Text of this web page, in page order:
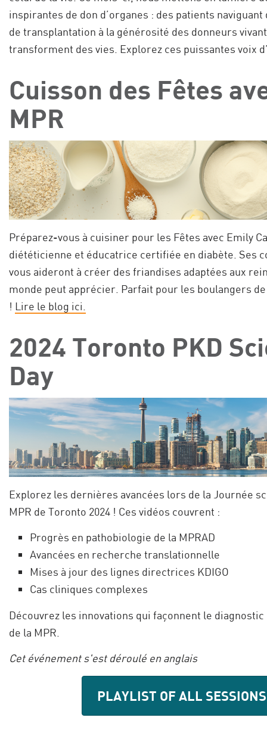
inspirantes de don d’organes : des patients
de transplantation à la générosité des donneurs
transforment des vies. Explorez ces puissantes voix
Cuisson des Fêtes
MPR
Préparez-vous à cuisiner pour les Fêtes avec Emily
diététicienne et éducatrice certifiée en diabète. Ses
vous aideront à créer des friandises adaptées aux
monde peut apprécier. Parfait pour les boulangers
! Lire le blog ici.
2024 Toronto PKD
Day
Explorez les dernières avancées lors de la Journée
MPR de Toronto 2024 ! Ces vidéos couvrent :
Progrès en pathobiologie de la MPRAD
Avancées en recherche translationnelle
Mises à jour des lignes directrices KDIGO
Cas cliniques complexes
Découvrez les innovations qui façonnent le
de la MPR.
Cet événement s'est déroulé en anglais
PLAYLIST OF ALL SESSIONS